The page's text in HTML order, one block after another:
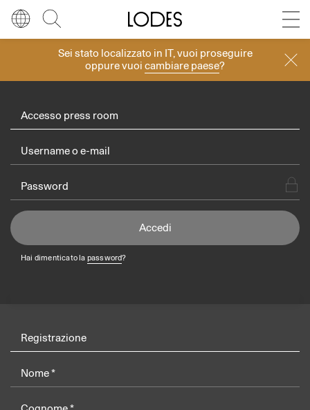
Sei stato localizzato in IT, vuoi proseguire
oppure vuoicambiare paese?
LinguaItaliano
Français
Deutsch
Русский
Europa
Resto del mondo
Diesel Living with Lodes
Lodes Press room
Accesso press room
Hai dimenticato lapassword?
Registrazione